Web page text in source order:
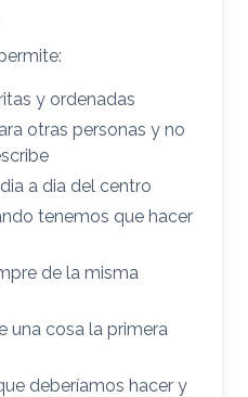
y ordenadas
otras personas y no
a dia del centro
tenemos que hacer
de la misma
una cosa la primera
deberíamos hacer y